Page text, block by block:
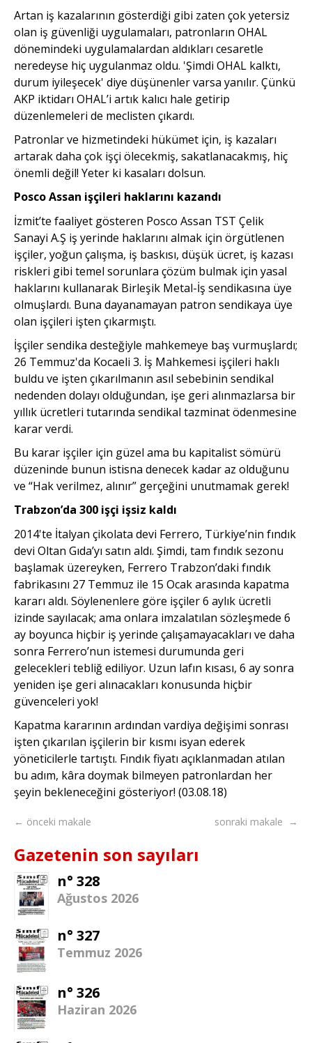
Artan iş kazalarının gösterdiği gibi zaten çok yetersiz
olan iş güvenliği uygulamaları, patronların OHAL
dönemindeki uygulamalardan aldıkları cesaretle
neredeyse hiç uygulanmaz oldu. 'Şimdi OHAL kalktı,
durum iyileşecek' diye düşünenler varsa yanılır. Çünkü
AKP iktidarı OHAL’i artık kalıcı hale getirip
düzenlemeleri de meclisten çıkardı.
Patronlar ve hizmetindeki hükümet için, iş kazaları
artarak daha çok işçi ölecekmiş, sakatlanacakmış, hiç
önemli değil! Yeter ki kasaları dolsun.
Posco Assan işçileri haklarını kazandı
İzmit’te faaliyet gösteren Posco Assan TST Çelik
Sanayi A.Ş iş yerinde haklarını almak için örgütlenen
işçiler, yoğun çalışma, iş baskısı, düşük ücret, iş kazası
riskleri gibi temel sorunlara çözüm bulmak için yasal
haklarını kullanarak Birleşik Metal-İş sendikasına üye
olmuşlardı. Buna dayanamayan patron sendikaya üye
olan işçileri işten çıkarmıştı.
İşçiler sendika desteğiyle mahkemeye baş vurmuşlardı;
26 Temmuz'da Kocaeli 3. İş Mahkemesi işçileri haklı
buldu ve işten çıkarılmanın asıl sebebinin sendikal
nedenden dolayı olduğundan, işe geri alınmazlarsa bir
yıllık ücretleri tutarında sendikal tazminat ödenmesine
karar verdi.
Bu karar işçiler için güzel ama bu kapitalist sömürü
düzeninde bunun istisna denecek kadar az olduğunu
ve “Hak verilmez, alınır” gerçeğini unutmamak gerek!
Trabzon’da 300 işçi işsiz kaldı
2014'te İtalyan çikolata devi Ferrero, Türkiye’nin fındık
devi Oltan Gıda’yı satın aldı. Şimdi, tam fındık sezonu
başlamak üzereyken, Ferrero Trabzon’daki fındık
fabrikasını 27 Temmuz ile 15 Ocak arasında kapatma
kararı aldı. Söylenenlere göre işçiler 6 aylık ücretli
izinde sayılacak; ama onlara imzalatılan sözleşmede 6
ay boyunca hiçbir iş yerinde çalışamayacakları ve daha
sonra Ferrero’nun istemesi durumunda geri
gelecekleri tebliğ ediliyor. Uzun lafın kısası, 6 ay sonra
yeniden işe geri alınacakları konusunda hiçbir
güvenceleri yok!
Kapatma kararının ardından vardiya değişimi sonrası
işten çıkarılan işçilerin bir kısmı isyan ederek
yöneticilerle tartıştı. Fındık fiyatı açıklanmadan atılan
bu adım, kâra doymak bilmeyen patronlardan her
şeyin bekleneceğini gösteriyor! (03.08.18)
← önceki makale sonraki makale →
Gazetenin son sayıları
n° 328
Ağustos 2026
n° 327
Temmuz 2026
n° 326
Haziran 2026